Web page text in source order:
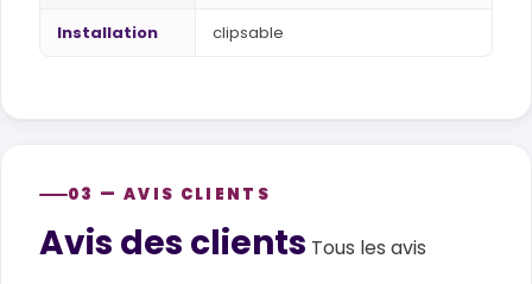
Installation clipsable
03 — AVIS CLIENTS
Customer reviews
Avis des clients Tous les avis